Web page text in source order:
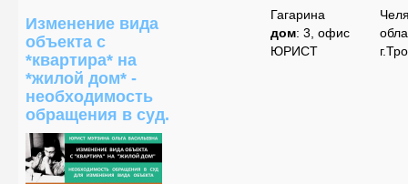
Изменение вида
объекта с
*квартира* на
*жилой дом* -
необходимость
обращения в суд.
Гагарина
дом: 3, офис
ЮРИСТ